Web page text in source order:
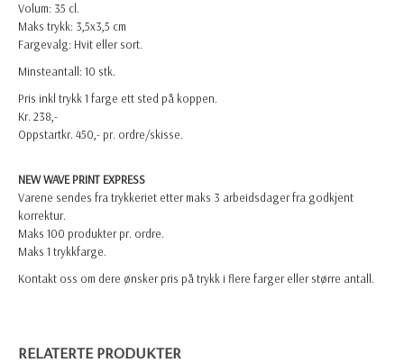
Volum: 35 cl.
Maks trykk: 3,5x3,5 cm
Fargevalg: Hvit eller sort.
Minsteantall: 10 stk.
Pris inkl trykk 1 farge ett sted på koppen.
Kr. 238,-
Oppstartkr. 450,- pr. ordre/skisse.
NEW WAVE PRINT EXPRESS
Varene sendes fra trykkeriet etter maks 3 arbeidsdager fra godkjent
korrektur.
Maks 100 produkter pr. ordre.
Maks 1 trykkfarge.
Kontakt oss om dere ønsker pris på trykk i flere farger eller større antall.
RELATERTE PRODUKTER